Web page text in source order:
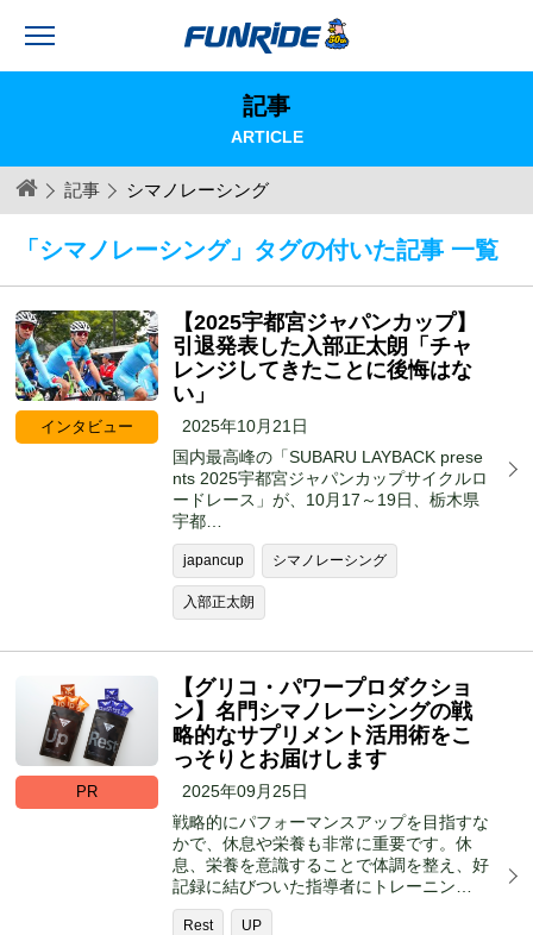
記事
ARTICLE
記事 シマノレーシング
「シマノレーシング」タグの付いた記事 一覧
インタビュー
【2025宇都宮ジャパンカップ】
引退発表した入部正太朗「チャ
レンジしてきたことに後悔はな
い」
2025年10月21日
国内最高峰の「SUBARU LAYBACK prese
nts 2025宇都宮ジャパンカップサイクルロ
ードレース」が、10月17～19日、栃木県
宇都…
japancup シマノレーシング
入部正太朗
PR
【グリコ・パワープロダクショ
ン】名門シマノレーシングの戦
略的なサプリメント活用術をこ
っそりとお届けします
2025年09月25日
戦略的にパフォーマンスアップを目指すな
かで、休息や栄養も非常に重要です。休
息、栄養を意識することで体調を整え、好
記録に結びついた指導者にトレーニン…
Rest UP